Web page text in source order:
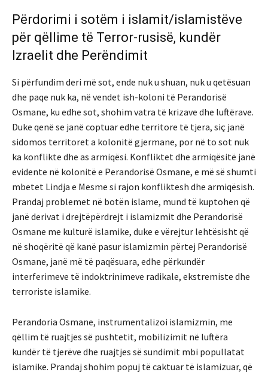
Përdorimi i sotëm i islamit/islamistëve
për qëllime të Terror-rusisë, kundër
Izraelit dhe Perëndimit
Si përfundim deri më sot, ende nuk u shuan, nuk u qetësuan
dhe paqe nuk ka, në vendet ish-koloni të Perandorisë
Osmane, ku edhe sot, shohim vatra të krizave dhe luftërave.
Duke qenë se janë coptuar edhe territore të tjera, siç janë
sidomos territoret a kolonitë gjermane, por në to sot nuk
ka konflikte dhe as armiqësi. Konfliktet dhe armiqësitë janë
evidente në kolonitë e Perandorisë Osmane, e më së shumti
mbetet Lindja e Mesme si rajon konfliktesh dhe armiqësish.
Prandaj problemet në botën islame, mund të kuptohen që
janë derivat i drejtëpërdrejt i islamizmit dhe Perandorisë
Osmane me kulturë islamike, duke e vërejtur lehtësisht që
në shoqëritë që kanë pasur islamizmin përtej Perandorisë
Osmane, janë më të paqësuara, edhe përkundër
interferimeve të indoktrinimeve radikale, ekstremiste dhe
terroriste islamike.
Perandoria Osmane, instrumentalizoi islamizmin, me
qëllim të ruajtjes së pushtetit, mobilizimit në luftëra
kundër të tjerëve dhe ruajtjes së sundimit mbi popullatat
islamike. Prandaj shohim popuj të caktuar të islamizuar, që